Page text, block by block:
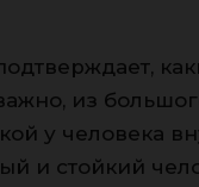
из
у человека
и стойкий